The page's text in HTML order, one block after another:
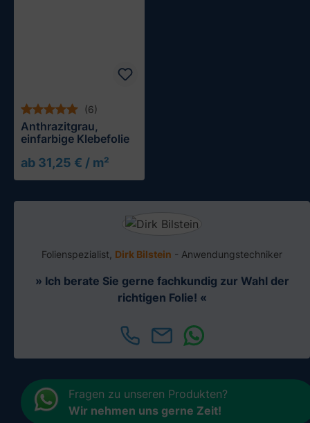
(6)
Anthrazitgrau,
einfarbige Klebefolie
ab 31,25 € / m²
Muster testen
Folienspezialist, Dirk Bilstein - Anwendungstechniker
» Ich berate Sie gerne fachkundig zur Wahl der
richtigen Folie! «
Fragen zu unseren Produkten?
Wir nehmen uns gerne Zeit!